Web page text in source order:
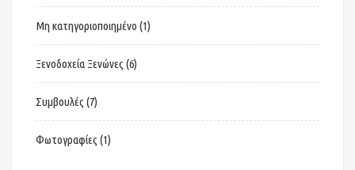
Μη κατηγοριοποιημένο (1)
Ξενοδοχεία Ξενώνες (6)
Συμβουλές (7)
Φωτογραφίες (1)